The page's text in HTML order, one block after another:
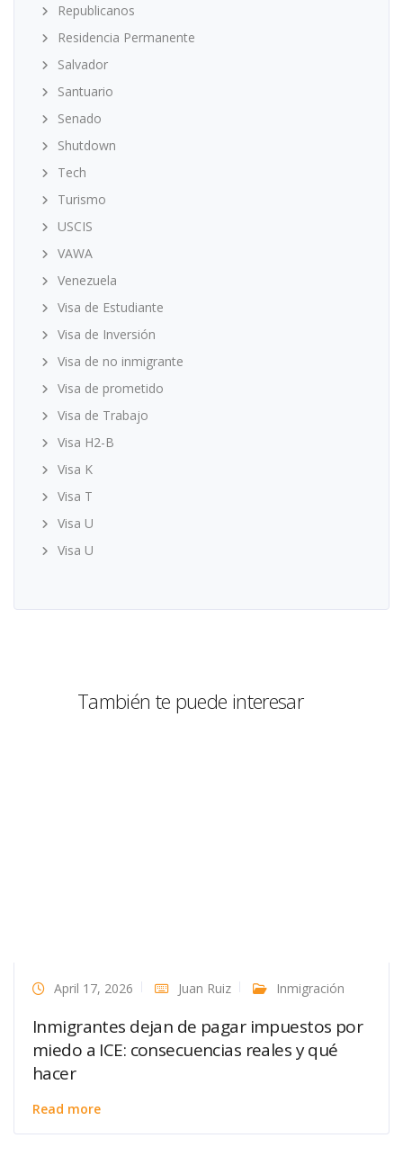
Republicanos
Residencia Permanente
Salvador
Santuario
Senado
Shutdown
Tech
Turismo
USCIS
VAWA
Venezuela
Visa de Estudiante
Visa de Inversión
Visa de no inmigrante
Visa de prometido
Visa de Trabajo
Visa H2-B
Visa K
Visa T
Visa U
Visa U
También te puede interesar
April 17, 2026 Juan Ruiz Inmigración
Inmigrantes dejan de pagar impuestos por
miedo a ICE: consecuencias reales y qué
hacer
Read more